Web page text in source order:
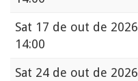
Sat 17 de out de 2026
14:00
Sat 24 de out de 2026